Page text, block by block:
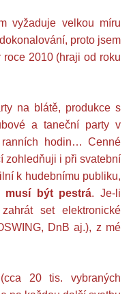
vyžaduje velkou míru
proto jsem
2010 (hraji od roku
na blátě, produkce s
a taneční party v
ranních hodin… Cenné
zohledňuji i při svatební
k hudebnímu publiku,
musí být pestrá. Je-li
set elektronické
DnB aj.), z mé
20 tis. vybraných